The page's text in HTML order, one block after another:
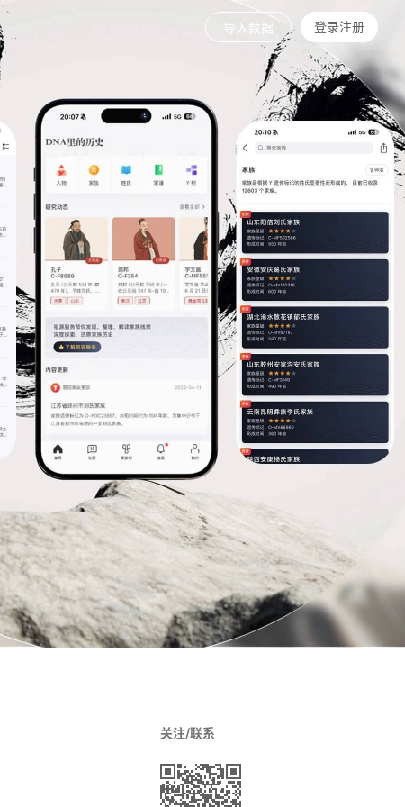
导入数据 登录注册
关注/联系